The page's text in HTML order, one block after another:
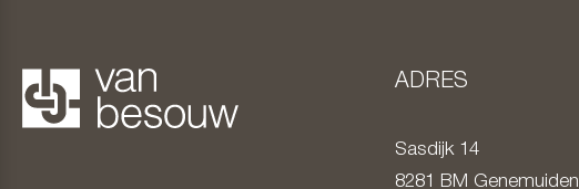
ADRES
Sasdijk 14
8281 BM Genemuiden